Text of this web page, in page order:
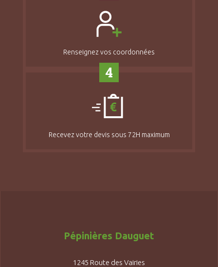
Renseignez vos coordonnées
4
Recevez votre devis sous 72H maximum
Pépinières Dauguet
1245 Route des Vairies